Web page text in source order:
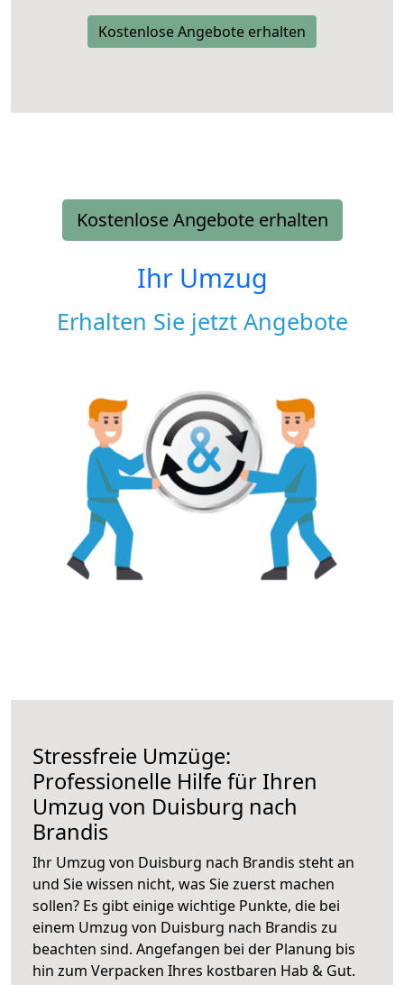
Kostenlose Angebote erhalten
Kostenlose Angebote erhalten
Ihr Umzug
Erhalten Sie jetzt Angebote
Stressfreie Umzüge:
Professionelle Hilfe für Ihren
Umzug von Duisburg nach
Brandis
Ihr Umzug von Duisburg nach Brandis steht an
und Sie wissen nicht, was Sie zuerst machen
sollen? Es gibt einige wichtige Punkte, die bei
einem Umzug von Duisburg nach Brandis zu
beachten sind. Angefangen bei der Planung bis
hin zum Verpacken Ihres kostbaren Hab & Gut.